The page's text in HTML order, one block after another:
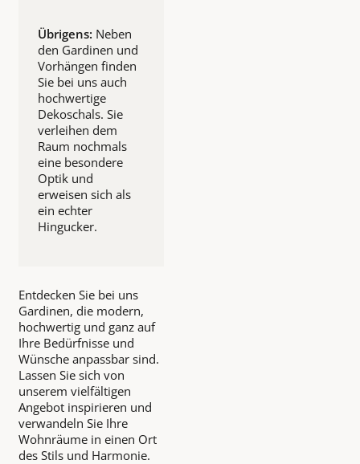
Übrigens: Neben
den Gardinen und
Vorhängen finden
Sie bei uns auch
hochwertige
Dekoschals. Sie
verleihen dem
Raum nochmals
eine besondere
Optik und
erweisen sich als
ein echter
Hingucker.
Entdecken Sie bei uns
Gardinen, die modern,
hochwertig und ganz auf
Ihre Bedürfnisse und
Wünsche anpassbar sind.
Lassen Sie sich von
unserem vielfältigen
Angebot inspirieren und
verwandeln Sie Ihre
Wohnräume in einen Ort
des Stils und Harmonie.